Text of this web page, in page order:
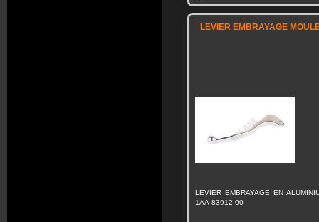
LEVIER EMBRAYAGE
LEVIER EMBRAYAGE EN
1AA-83912-00